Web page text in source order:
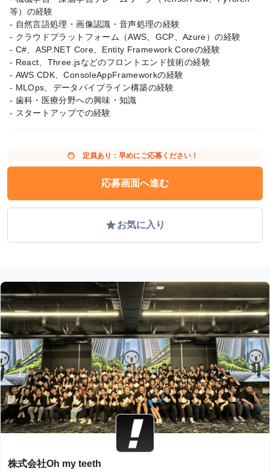
等）の経験
- 自然言語処理・画像認識・音声処理の経験
- クラウドプラットフォーム（AWS、GCP、Azure）の経験
- C#、ASP.NET Core、Entity Framework Coreの経験
- React、Three.jsなどのフロントエンド技術の経験
- AWS CDK、ConsoleAppFrameworkの経験
- MLOps、データパイプライン構築の経験
- 歯科・医療分野への興味・知識
- スタートアップでの経験
face 定員あり：早めにご応募ください！
応募画面へ進む
gradeお気に入り
株式会社Oh my teeth